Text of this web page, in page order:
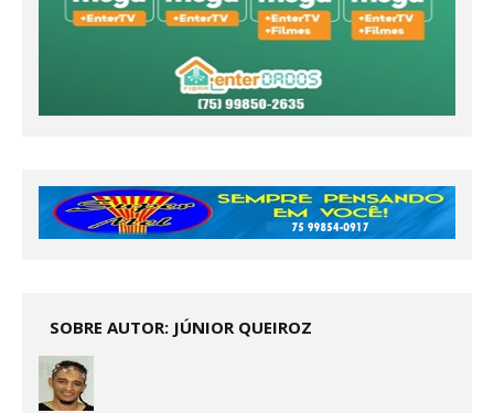
SOBRE AUTOR: JÚNIOR QUEIROZ